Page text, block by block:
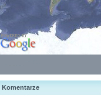
Komentarze